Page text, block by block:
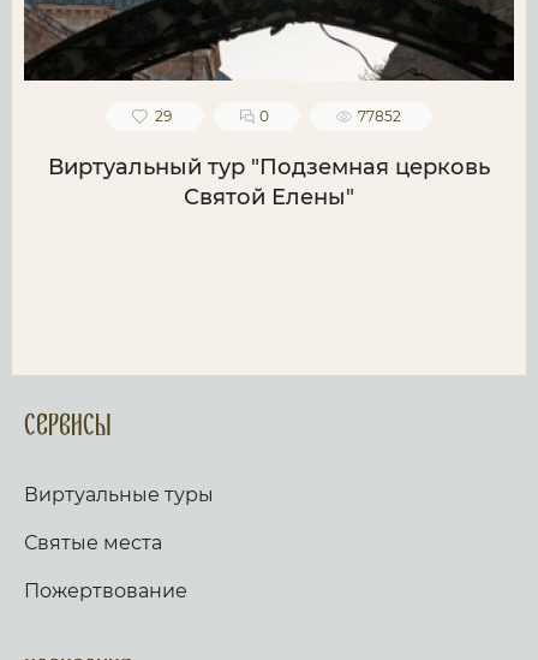
29 0 77852
Виртуальный тур "Подземная церковь
Святой Елены"
Сервисы
Виртуальные туры
Святые места
Пожертвование